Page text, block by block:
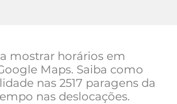
mostrar horários em
Maps. Saiba como
nas 2517 paragens da
nas deslocações.